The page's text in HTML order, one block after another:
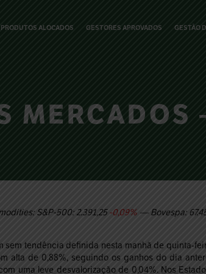
PRODUTOS ALOCADOS GESTORES APROVADOS GESTÃO
S&P-500: 2.391,25-0,09% — Bovespa:
tendência definida nesta manhã de quinta-
alta de 0,88%, seguindo os ganhos do dia
uma leve desvalorização de 0,04%. Nos